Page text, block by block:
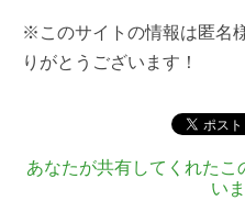
※このサイトの情報は匿名
りがとうございます！
あなたが共有してくれたこ
い